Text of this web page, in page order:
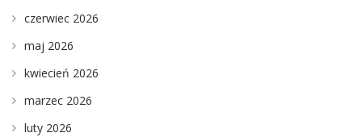
czerwiec 2026
maj 2026
kwiecień 2026
marzec 2026
luty 2026